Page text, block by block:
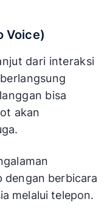
Voice)
dari interaksi
bisa
akan
dengan berbicara
melalui telepon.